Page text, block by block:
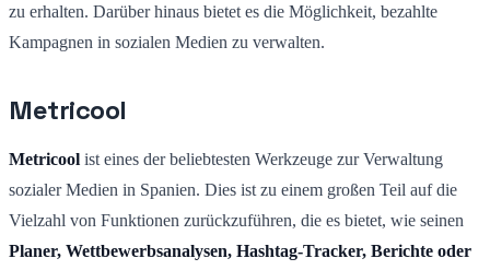
zu erhalten. Darüber hinaus bietet es die Möglichkeit, bezahlte
Kampagnen in sozialen Medien zu verwalten.
Metricool
Metricool ist eines der beliebtesten Werkzeuge zur Verwaltung
sozialer Medien in Spanien. Dies ist zu einem großen Teil auf die
Vielzahl von Funktionen zurückzuführen, die es bietet, wie seinen
Planer, Wettbewerbsanalysen, Hashtag-Tracker, Berichte oder